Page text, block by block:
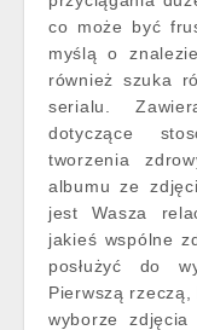
co może być
myślą o
również szuka
serialu.
dotyczące
tworzenia
albumu ze
jest Wasza
jakieś wspólne
posłużyć do
Pierwszą
wyborze